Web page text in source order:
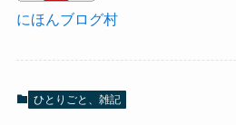
にほんブログ村
ひとりごと、雑記